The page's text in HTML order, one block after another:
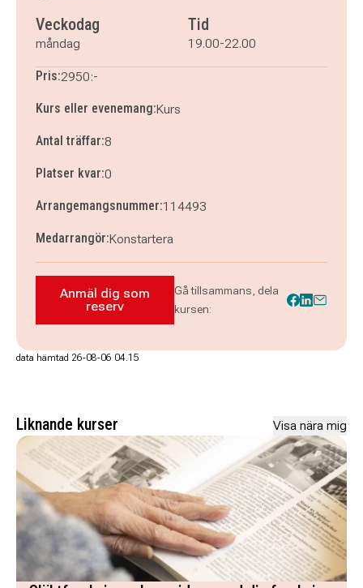
Veckodag
måndag
Tid
19.00-22.00
Pris:2950:-
Kurs eller evenemang:Kurs
Antal träffar:8
Platser kvar:0
Arrangemangsnummer:114493
Medarrangör:Konstartera
Anmäl dig som reserv till Måleri i
Anmäl dig som
reserv
Gå tillsammans, dela
kursen:
data hämtad 26-08-06 04.15
Liknande kurser Visa nära mig